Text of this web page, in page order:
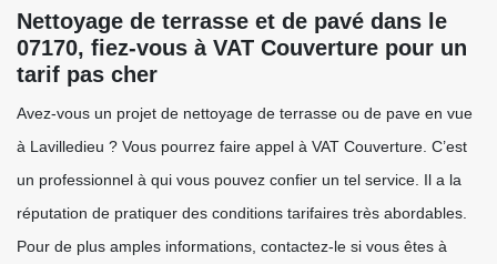
Nettoyage de terrasse et de pavé dans le
07170, fiez-vous à VAT Couverture pour un
tarif pas cher
Avez-vous un projet de nettoyage de terrasse ou de pave en vue
à Lavilledieu ? Vous pourrez faire appel à VAT Couverture. C’est
un professionnel à qui vous pouvez confier un tel service. Il a la
réputation de pratiquer des conditions tarifaires très abordables.
Pour de plus amples informations, contactez-le si vous êtes à